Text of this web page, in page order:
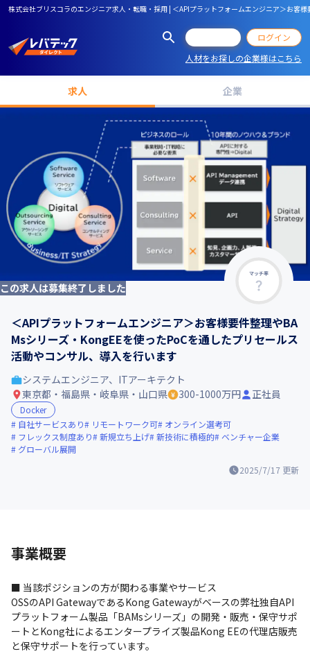
株式会社ブリスコラのエンジニア求人・転職・採用 | ＜APIプラットフォームエンジニア＞お客
ログイン
人材をお探しの企業様はこちら
求人 企業
マッチ率
この求人は募集終了しました
＜APIプラットフォームエンジニア＞お客様要件整理やBA
Msシリーズ・KongEEを使ったPoCを通したプリセールス
活動やコンサル、導入を行います
2025/7/17 更新
システムエンジニア、ITアーキテクト
東京都・福島県・岐阜県・山口県
300-1000万円 正社員
Docker
自社サービスあり
リモートワーク可
オンライン選考可
フレックス制度あり
新規立ち上げ 新技術に積極的
ベンチャー企業
グローバル展開
事業概要
■ 当該ポジションの方が関わる事業やサービス
OSSのAPI GatewayであるKong Gatewayがベースの弊社独自API
プラットフォーム製品「BAMsシリーズ」の開発・販売・保守サポ
ートとKong社によるエンタープライズ製品Kong EEの代理店販売
と保守サポートを行っています。